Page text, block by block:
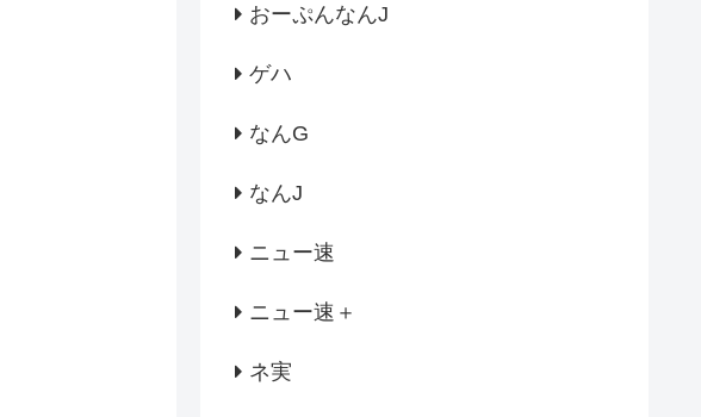
おーぷんなんJ
ゲハ
なんG
なんJ
ニュー速
ニュー速＋
ネ実